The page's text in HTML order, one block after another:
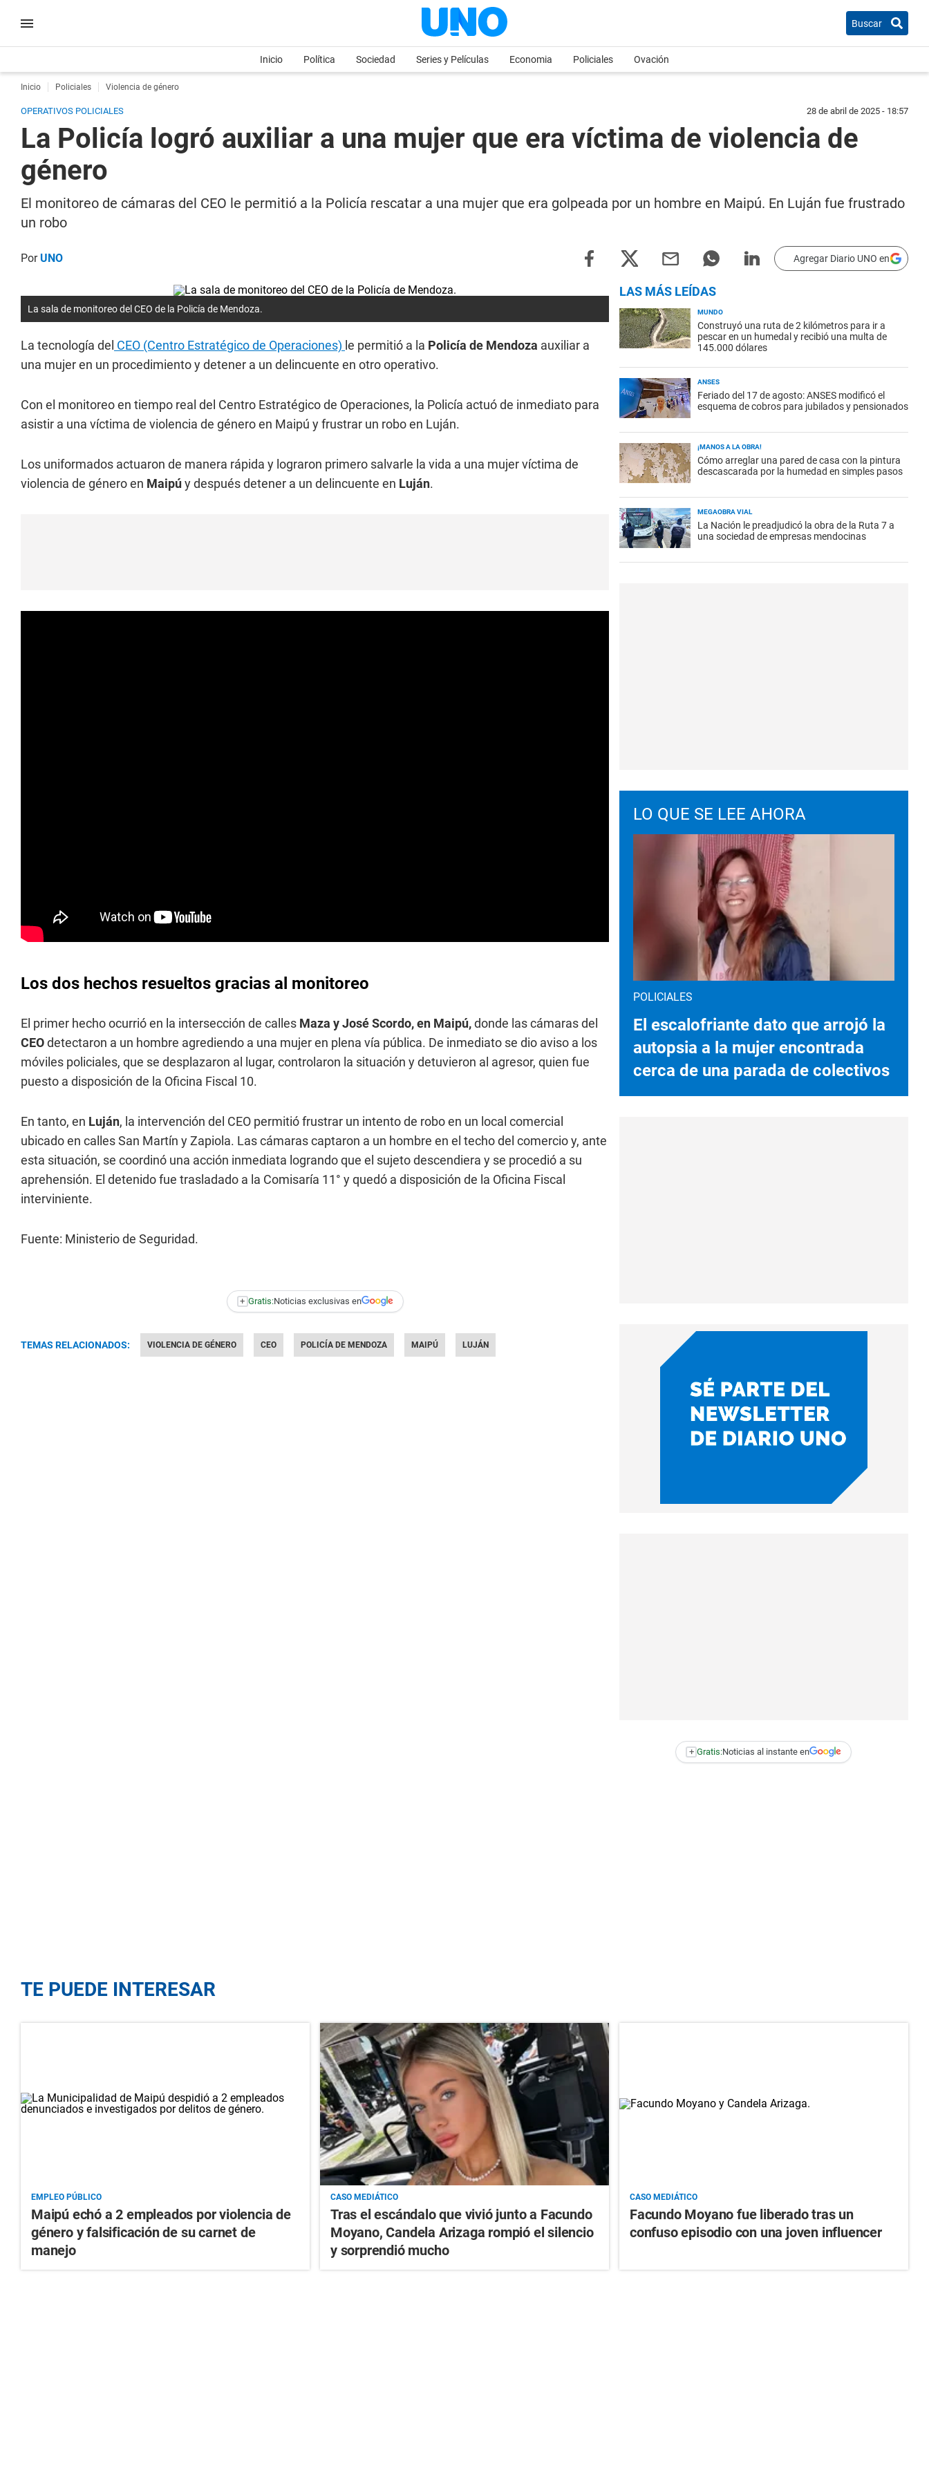
Buscar
Inicio Política Sociedad Series y Películas Economia Policiales Ovación
Inicio Policiales Violencia de género
OPERATIVOS POLICIALES 28 de abril de 2025 - 18:57
La Policía logró auxiliar a una mujer que era víctima de violencia de
género
El monitoreo de cámaras del CEO le permitió a la Policía rescatar a una mujer que era golpeada por un hombre en Maipú. En Luján fue frustrado
un robo
PorUNO Agregar Diario UNO en
La sala de monitoreo del CEO de la Policía de Mendoza.
La tecnología del CEO (Centro Estratégico de Operaciones) le permitió a la Policía de Mendoza auxiliar a
una mujer en un procedimiento y detener a un delincuente en otro operativo.
Con el monitoreo en tiempo real del Centro Estratégico de Operaciones, la Policía actuó de inmediato para
asistir a una víctima de violencia de género en Maipú y frustrar un robo en Luján.
Los uniformados actuaron de manera rápida y lograron primero salvarle la vida a una mujer víctima de
violencia de género en Maipúy después detener a un delincuente en Luján.
Los dos hechos resueltos gracias al monitoreo
El primer hecho ocurrió en la intersección de calles Maza y José Scordo, en Maipú,donde las cámaras del
CEOdetectaron a un hombre agrediendo a una mujer en plena vía pública. De inmediato se dio aviso a los
móviles policiales, que se desplazaron al lugar, controlaron la situación y detuvieron al agresor, quien fue
puesto a disposición de la Oficina Fiscal 10.
En tanto, en Luján, la intervención del CEO permitió frustrar un intento de robo en un local comercial
ubicado en calles San Martín y Zapiola. Las cámaras captaron a un hombre en el techo del comercio y, ante
esta situación, se coordinó una acción inmediata logrando que el sujeto descendiera y se procedió a su
aprehensión. El detenido fue trasladado a la Comisaría 11° y quedó a disposición de la Oficina Fiscal
interviniente.
Fuente: Ministerio de Seguridad.
+ Gratis:Noticias exclusivas en
TEMAS RELACIONADOS: VIOLENCIA DE GÉNERO CEO POLICÍA DE MENDOZA MAIPÚ LUJÁN
LAS MÁS LEÍDAS
MUNDO
Construyó una ruta de 2 kilómetros para ir a
pescar en un humedal y recibió una multa de
145.000 dólares
ANSES
Feriado del 17 de agosto: ANSES modificó el
esquema de cobros para jubilados y pensionados
¡MANOS A LA OBRA!
Cómo arreglar una pared de casa con la pintura
descascarada por la humedad en simples pasos
MEGAOBRA VIAL
La Nación le preadjudicó la obra de la Ruta 7 a
una sociedad de empresas mendocinas
LO QUE SE LEE AHORA
POLICIALES
El escalofriante dato que arrojó la
autopsia a la mujer encontrada
cerca de una parada de colectivos
+ Gratis:Noticias al instante en
TE PUEDE INTERESAR
EMPLEO PÚBLICO
Maipú echó a 2 empleados por violencia de
género y falsificación de su carnet de
manejo
CASO MEDIÁTICO
Tras el escándalo que vivió junto a Facundo
Moyano, Candela Arizaga rompió el silencio
y sorprendió mucho
CASO MEDIÁTICO
Facundo Moyano fue liberado tras un
confuso episodio con una joven influencer